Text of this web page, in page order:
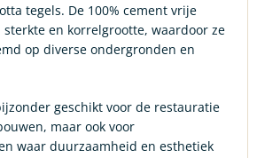
tegels. De 100% cement vrije
en korrelgrootte, waardoor ze
op diverse ondergronden en
geschikt voor de restauratie
maar ook voor
waar duurzaamheid en esthetiek